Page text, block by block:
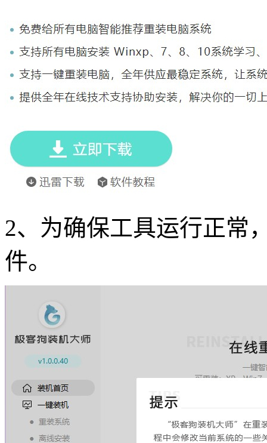
2、为确保工具运行正常
件。